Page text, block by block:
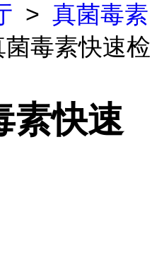
> 真菌毒素
毒素快速检
素快速